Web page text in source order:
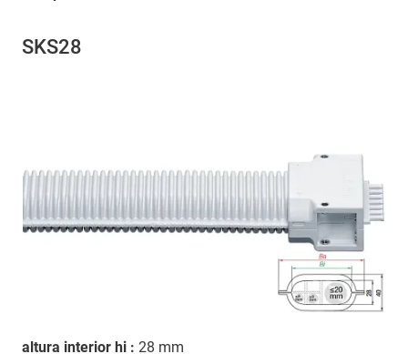
SKS28
altura interior hi : 28 mm